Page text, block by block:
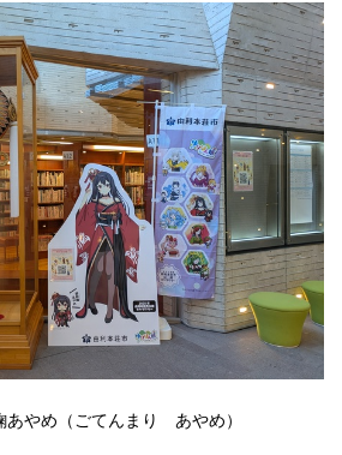
あやめ（ごてんまり あやめ）